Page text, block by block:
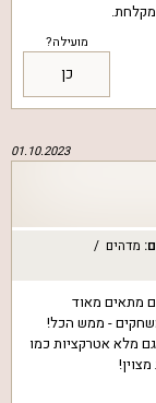
מועילה?
כן
01.10.2023
: מדהים
מתאים מאוד
- ממש הכל!
מלא אטרקציות כמו